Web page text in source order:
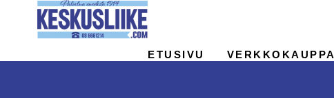
sisältöön
ETUSIVU VERKKOKAUPPA